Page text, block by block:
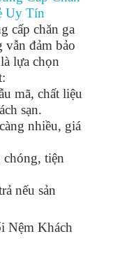
Uy Tín
cấp chăn ga
vẫn đảm bảo
lựa chọn
mã, chất liệu
sạn.
nhiều, giá
tiện
nếu sản
Nệm Khách